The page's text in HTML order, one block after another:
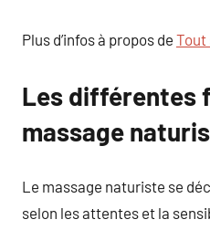
Plus d’infos à propos de Tout
Les différentes
massage
Le massage naturiste se
selon les attentes et la